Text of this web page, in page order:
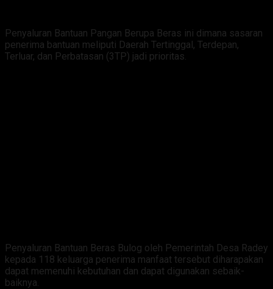
Penyaluran Bantuan Pangan Berupa Beras ini dimana sasaran
penerima bantuan meliputi Daerah Tertinggal, Terdepan,
Terluar, dan Perbatasan (3TP) jadi prioritas.
Penyaluran Bantuan Beras Bulog oleh Pemerintah Desa Radey
kepada 118 keluarga penerima manfaat tersebut diharapakan
dapat memenuhi kebutuhan dan dapat digunakan sebaik-
baiknya.